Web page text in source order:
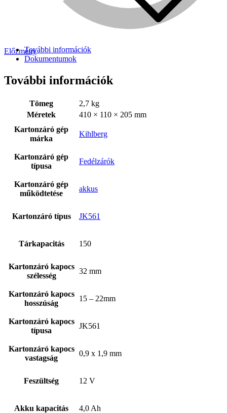
Bühnen
Bostitch
ElőzményTovábbi információk
Dokumentumok
További információk
Tömeg
2,7 kg
Méretek
410 × 110 × 205 mm
Kartonzáró gép
márka
Kihlberg
Kartonzáró gép
típusa
Fedélzárók
Kartonzáró gép
működtetése
akkus
Kartonzáró típus JK561
Tárkapacitás 150
Kartonzáró kapocs
szélesség
32 mm
Kartonzáró kapocs
hosszúság
15 – 22mm
Kartonzáró kapocs
típusa
JK561
Kartonzáró kapocs
vastagság
0,9 x 1,9 mm
Feszültség 12 V
Akku kapacitás 4,0 Ah